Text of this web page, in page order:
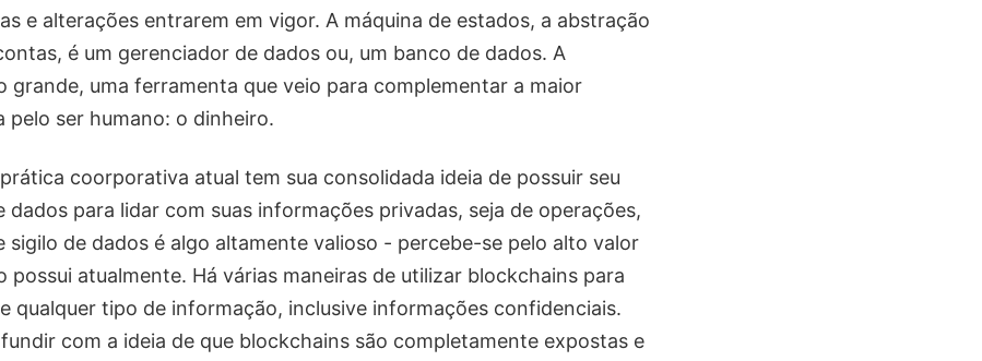
e alterações entrarem em vigor. A máquina de estados, a abstração
é um gerenciador de dados ou, um banco de dados. A
grande, uma ferramenta que veio para complementar a maior
pelo ser humano: o dinheiro.
coorporativa atual tem sua consolidada ideia de possuir seu
dados para lidar com suas informações privadas, seja de operações,
sigilo de dados é algo altamente valioso - percebe-se pelo alto valor
possui atualmente. Há várias maneiras de utilizar blockchains para
qualquer tipo de informação, inclusive informações confidenciais.
com a ideia de que blockchains são completamente expostas e